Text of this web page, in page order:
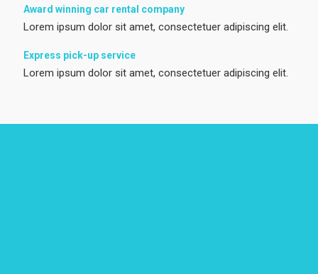
Award winning car rental company
Lorem ipsum dolor sit amet, consectetuer adipiscing elit.
Express pick-up service
Lorem ipsum dolor sit amet, consectetuer adipiscing elit.